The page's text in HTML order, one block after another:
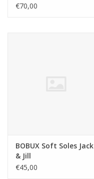
€70,00
BOBUX Soft Soles Jack
& Jill
€45,00